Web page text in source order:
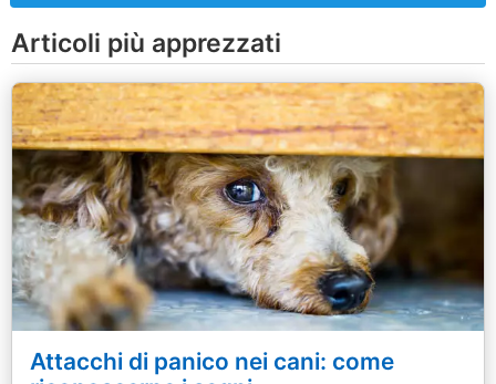
Articoli più apprezzati
Attacchi di panico nei cani: come